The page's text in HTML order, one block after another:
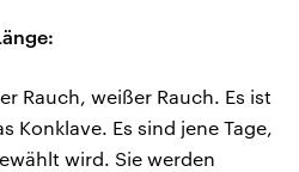
Rauch, weißer Rauch. Es ist
Konklave. Es sind jene Tage,
wird. Sie werden